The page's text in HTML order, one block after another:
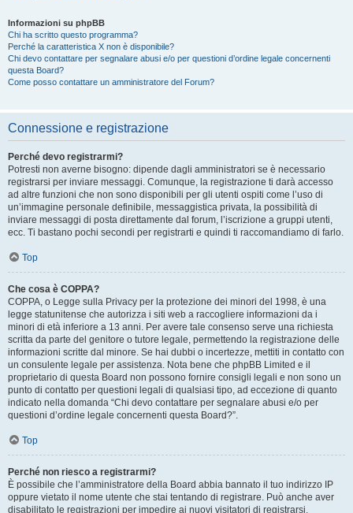
Informazioni su phpBB
Chi ha scritto questo programma?
Perché la caratteristica X non è disponibile?
Chi devo contattare per segnalare abusi e/o per questioni d’ordine legale concernenti
questa Board?
Come posso contattare un amministratore del Forum?
Connessione e registrazione
Perché devo registrarmi?
Potresti non averne bisogno: dipende dagli amministratori se è necessario
registrarsi per inviare messaggi. Comunque, la registrazione ti darà accesso
ad altre funzioni che non sono disponibili per gli utenti ospiti come l’uso di
un’immagine personale definibile, messaggistica privata, la possibilità di
inviare messaggi di posta direttamente dal forum, l’iscrizione a gruppi utenti,
ecc. Ti bastano pochi secondi per registrarti e quindi ti raccomandiamo di farlo.
Top
Che cosa è COPPA?
COPPA, o Legge sulla Privacy per la protezione dei minori del 1998, è una
legge statunitense che autorizza i siti web a raccogliere informazioni da i
minori di età inferiore a 13 anni. Per avere tale consenso serve una richiesta
scritta da parte del genitore o tutore legale, permettendo la registrazione delle
informazioni scritte dal minore. Se hai dubbi o incertezze, mettiti in contatto con
un consulente legale per assistenza. Nota bene che phpBB Limited e il
proprietario di questa Board non possono fornire consigli legali e non sono un
punto di contatto per questioni legali di qualsiasi tipo, ad eccezione di quanto
indicato nella domanda “Chi devo contattare per segnalare abusi e/o per
questioni d’ordine legale concernenti questa Board?”.
Top
Perché non riesco a registrarmi?
È possibile che l’amministratore della Board abbia bannato il tuo indirizzo IP
oppure vietato il nome utente che stai tentando di registrare. Può anche aver
disabilitato le registrazioni per impedire ai nuovi visitatori di registrarsi.